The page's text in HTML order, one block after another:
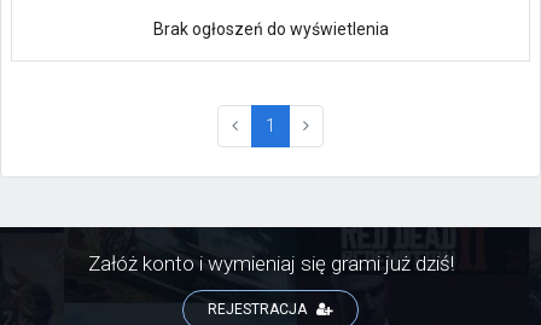
Brak ogłoszeń do wyświetlenia
1 (current)
Załóż konto i wymieniaj się grami już dziś!
REJESTRACJA